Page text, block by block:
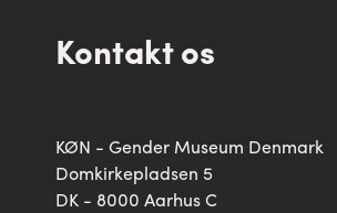
Kontakt os
KØN - Gender Museum Denmark
Domkirkepladsen 5
DK - 8000 Aarhus C